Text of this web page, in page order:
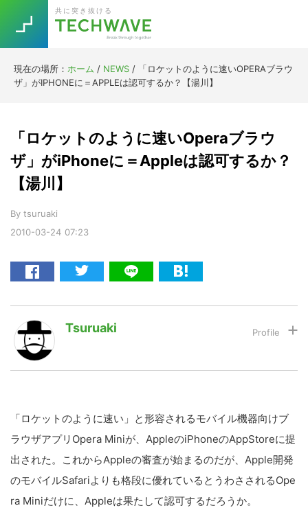
primary
navigation
main
content
primary
sidebar
footer
共に突き抜ける
現在の場所： ホーム / NEWS / 「ロケットのように速いOPERAブラウ
ザ」がIPHONEに＝APPLEは認可するか？【湯川】
2010-03-24 07:23
「ロケットのように速いOperaブラウ
ザ」がiPhoneに＝Appleは認可するか？
【湯川】
By tsuruaki
Tsuruaki
「ロケットのように速い」と形容されるモバイル機器向けブ
ラウザアプリOpera Miniが、AppleのiPhoneのAppStoreに提
出された。これからAppleの審査が始まるのだが、Apple開発
のモバイルSafariよりも格段に優れているとうわさされるOpe
ra Miniだけに、Appleは果たして認可するだろうか。
TOPICS
RE:LIFE
Re:Work
AI
暗号資産
VR/AR
[Startup]
[Voice Edition]
[YouTube]
LINE
特集
Block Data Bank
Trend 今話題の注目キーワード
Asana テレワーク
ニューノーマル
Daily Weekly